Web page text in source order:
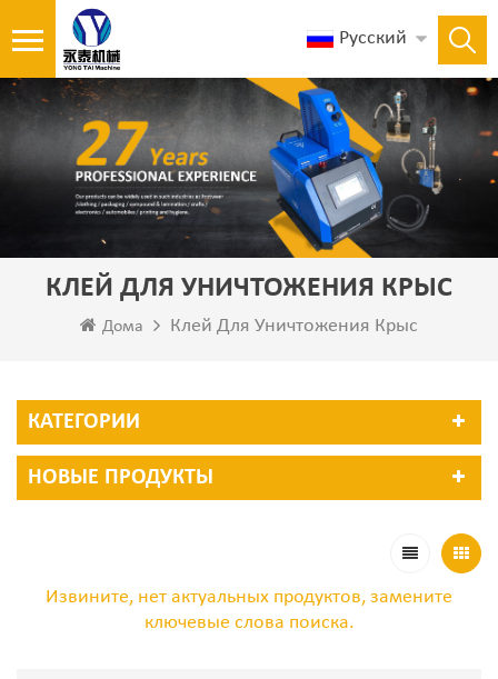
Русский
КЛЕЙ ДЛЯ УНИЧТОЖЕНИЯ КРЫС
Дома Клей Для Уничтожения Крыс
КАТЕГОРИИ
НОВЫЕ ПРОДУКТЫ
Извините, нет актуальных продуктов, замените
ключевые слова поиска.